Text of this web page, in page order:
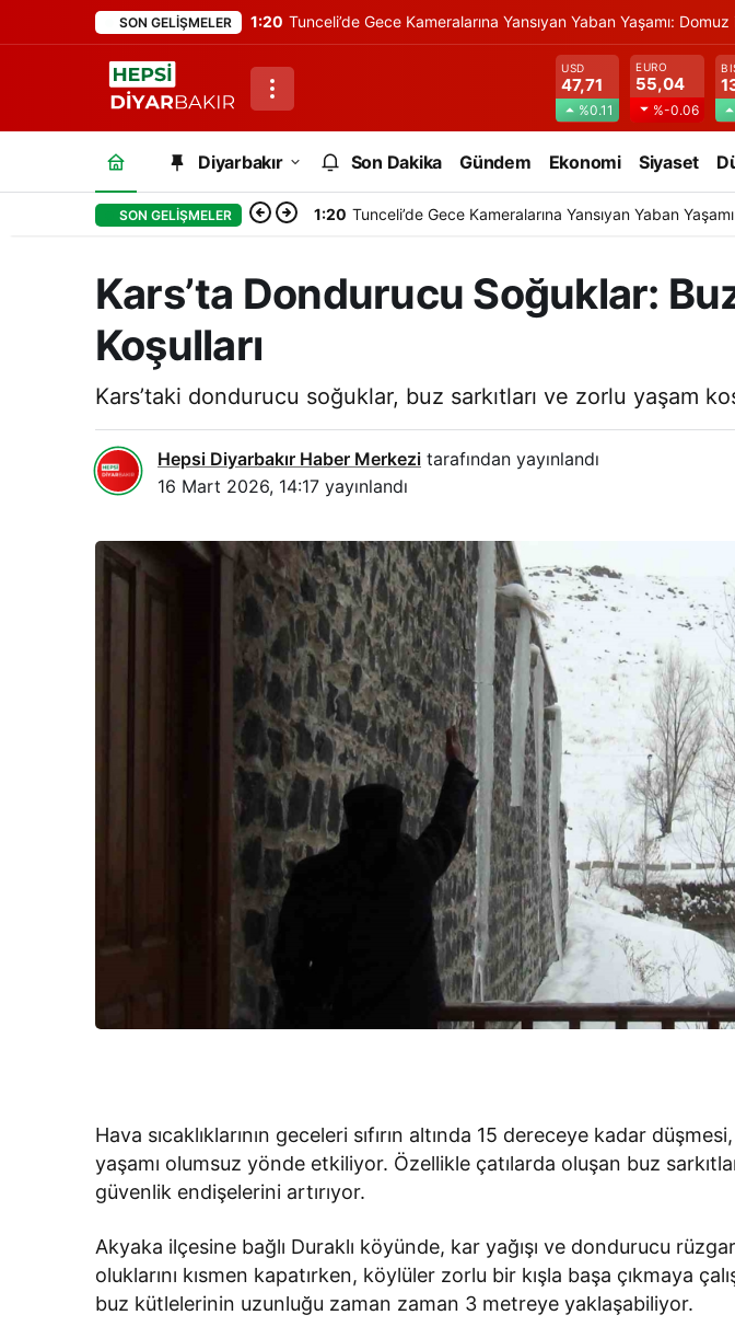
SON GELIŞMELER 1:20 Tunceli’de Gece Kameralarına Yansıyan Yaban Yaşamı: Domuz
USD
47,71
%0.11
EURO
55,04
%-0.06
Diyarbakır Son Dakika Gündem Ekonomi Siyaset
SON GELIŞMELER 1:20 Tunceli’de Gece Kameralarına Yansıyan Yaban
Kars’ta Dondurucu Soğuklar:
Koşulları
Kars’taki dondurucu soğuklar, buz sarkıtları ve zorlu yaşam
Hepsi Diyarbakır Haber Merkezi tarafından yayınlandı
16 Mart 2026, 14:17 yayınlandı
Hava sıcaklıklarının geceleri sıfırın altında 15 dereceye kadar
yaşamı olumsuz yönde etkiliyor. Özellikle çatılarda oluşan buz
güvenlik endişelerini artırıyor.
Akyaka ilçesine bağlı Duraklı köyünde, kar yağışı ve dondurucu
oluklarını kısmen kapatırken, köylüler zorlu bir kışla başa çıkmaya
buz kütlelerinin uzunluğu zaman zaman 3 metreye yaklaşabiliyor.